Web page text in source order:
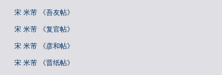
宋 米芾 《吾友帖》
宋 米芾 《复官帖》
宋 米芾 《彦和帖》
宋 米芾 《晋纸帖》